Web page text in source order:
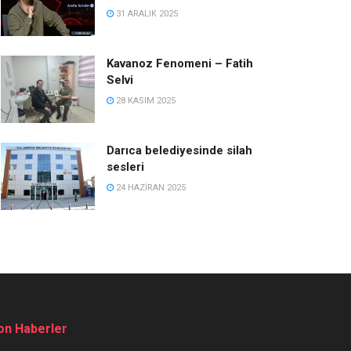
31 ARALIK 2025
Kavanoz Fenomeni – Fatih
Selvi
28 KASIM 2025
Darıca belediyesinde silah
sesleri
24 HAZIRAN 2025
Haberler